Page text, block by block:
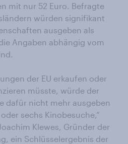
mit nur 52 Euro. Befragte
würden signifikant
ausgeben als
Angaben abhängig vom
der EU erkaufen oder
müsste, würde der
dafür nicht mehr ausgeben
sechs Kinobesuche,“
Klewes, Gründer der
ein Schlüsselergebnis der